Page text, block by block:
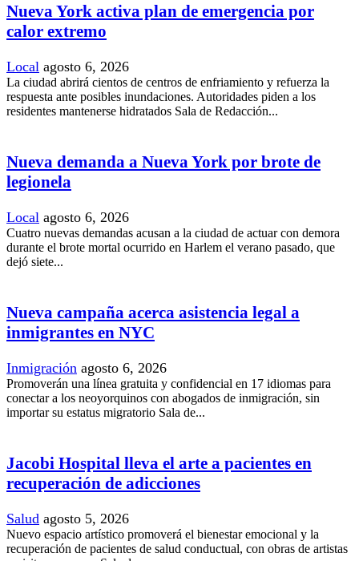
Nueva York activa plan de emergencia por
calor extremo
Local agosto 6, 2026
La ciudad abrirá cientos de centros de enfriamiento y refuerza la
respuesta ante posibles inundaciones. Autoridades piden a los
residentes mantenerse hidratados Sala de Redacción...
Nueva demanda a Nueva York por brote de
legionela
Local agosto 6, 2026
Cuatro nuevas demandas acusan a la ciudad de actuar con demora
durante el brote mortal ocurrido en Harlem el verano pasado, que
dejó siete...
Nueva campaña acerca asistencia legal a
inmigrantes en NYC
Inmigración agosto 6, 2026
Promoverán una línea gratuita y confidencial en 17 idiomas para
conectar a los neoyorquinos con abogados de inmigración, sin
importar su estatus migratorio Sala de...
Jacobi Hospital lleva el arte a pacientes en
recuperación de adicciones
Salud agosto 5, 2026
Nuevo espacio artístico promoverá el bienestar emocional y la
recuperación de pacientes de salud conductual, con obras de artistas